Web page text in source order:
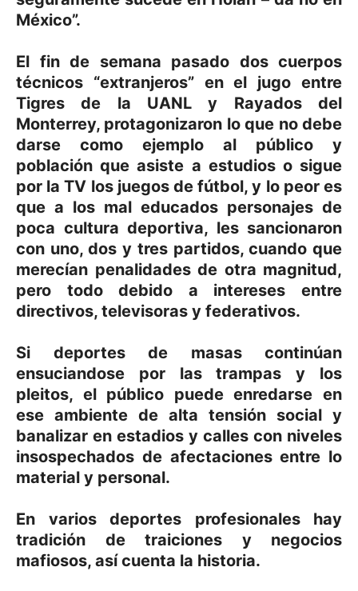
México”.
El fin de semana pasado dos cuerpos
técnicos “extranjeros” en el jugo entre
Tigres de la UANL y Rayados del
Monterrey, protagonizaron lo que no debe
darse como ejemplo al público y
población que asiste a estudios o sigue
por la TV los juegos de fútbol, y lo peor es
que a los mal educados personajes de
poca cultura deportiva, les sancionaron
con uno, dos y tres partidos, cuando que
merecían penalidades de otra magnitud,
pero todo debido a intereses entre
directivos, televisoras y federativos.
Si deportes de masas continúan
ensuciandose por las trampas y los
pleitos, el público puede enredarse en
ese ambiente de alta tensión social y
banalizar en estadios y calles con niveles
insospechados de afectaciones entre lo
material y personal.
En varios deportes profesionales hay
tradición de traiciones y negocios
mafiosos, así cuenta la historia.